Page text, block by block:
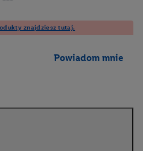
znajdziesz tutaj.
Powiadom mnie